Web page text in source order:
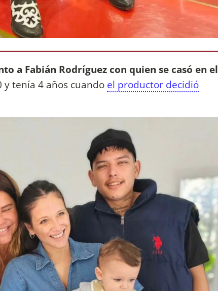
a Fabián Rodríguez con quien se casó en el
y tenía 4 años cuando el productor decidió